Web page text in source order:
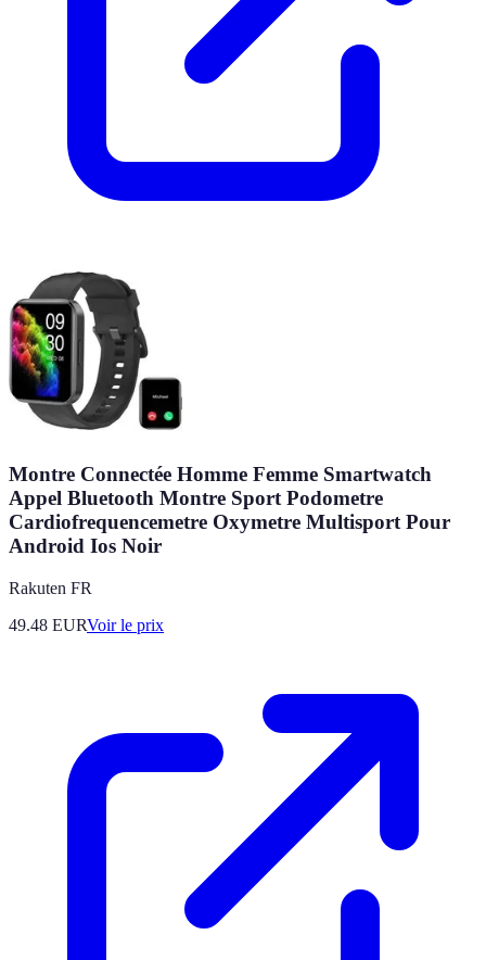
Montre Connectée Homme Femme Smartwatch
Appel Bluetooth Montre Sport Podometre
Cardiofrequencemetre Oxymetre Multisport Pour
Android Ios Noir
Rakuten FR
49.48 EURVoir le prix